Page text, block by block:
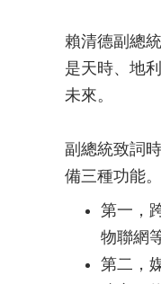
賴清德副總
是天時、地
未來。
副總統致詞
備三種功能。
第一，
物聯網
第二，